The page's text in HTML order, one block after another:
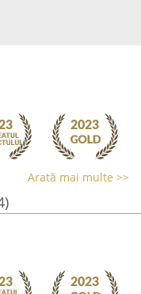
Arată mai multe >>